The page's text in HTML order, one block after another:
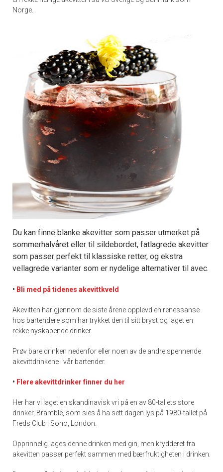
Norge.
Du kan finne blanke akevitter som passer utmerket på
sommerhalvåret eller til sildebordet, fatlagrede akevitter
som passer perfekt til klassiske retter, og ekstra
vellagrede varianter som er nydelige alternativer til avec.
• Bli med på tidenes akevittkveld
Akevitten har gjennom de siste årene opplevd en renessanse
hos bartendere som har trykket den til sitt bryst og laget en
rekke nyskapende drinker.
Prøv bare drinken nedenfor eller noen av de andre spennende
akevittdrinkene i vår bartender.
• Flere akevittdrinker finner du her
Her har vi laget en skandinavisk vri på en av 80-tallets store
drinker, Bramble, som sies å ha sett dagen lys på 1980-tallet på
Freds Club i Soho, London.
Opprinnelig lages denne drinken med gin, men krydderet fra
akevitten passer perfekt sammen med bærfruktigheten i drinken.